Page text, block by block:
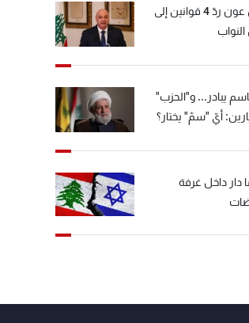
الرئيس عون ردّ 4 قوانين إلى
يبادر... و"الحزب"
أيّ "سمّ" يختار؟
دار داخل غرفة